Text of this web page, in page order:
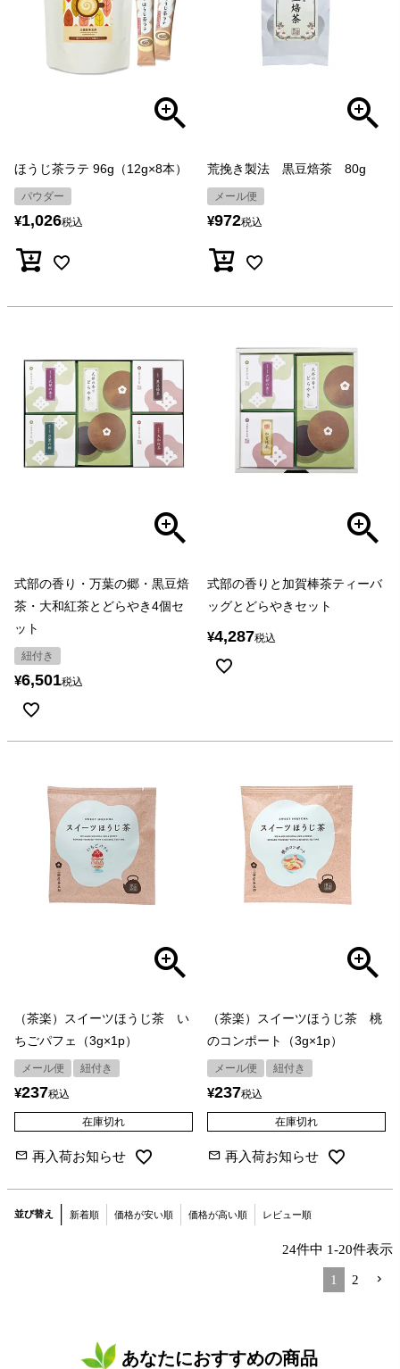
ほうじ茶ラテ 96g（12g×8本）
パウダー
¥1,026税込
荒挽き製法 黒豆焙茶 80g
メール便
¥972税込
式部の香り・万葉の郷・黒豆焙
茶・大和紅茶とどらやき4個セ
ット
紐付き
¥6,501税込
式部の香りと加賀棒茶ティーバ
ッグとどらやきセット
¥4,287税込
（茶楽）スイーツほうじ茶 い
ちごパフェ（3g×1p）
メール便 紐付き
¥237税込
在庫切れ
再入荷お知らせ
（茶楽）スイーツほうじ茶 桃
のコンポート（3g×1p）
メール便 紐付き
¥237税込
在庫切れ
再入荷お知らせ
並び替え 新着順 価格が安い順 価格が高い順 レビュー順
24件中 1-20件表示
1 2
あなたにおすすめの商品